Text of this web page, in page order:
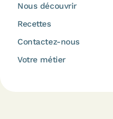
Nous découvrir
Recettes
Contactez-nous
Votre métier